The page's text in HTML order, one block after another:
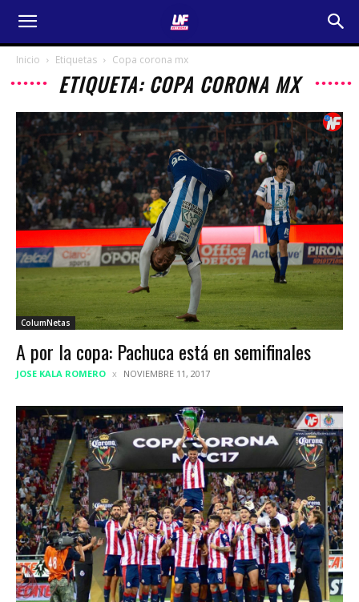
Inicio Etiquetas Copa corona mx
ETIQUETA: COPA CORONA MX
ColumNetas
A por la copa: Pachuca está en semifinales
JOSE KALA ROMERO NOVIEMBRE 11, 2017